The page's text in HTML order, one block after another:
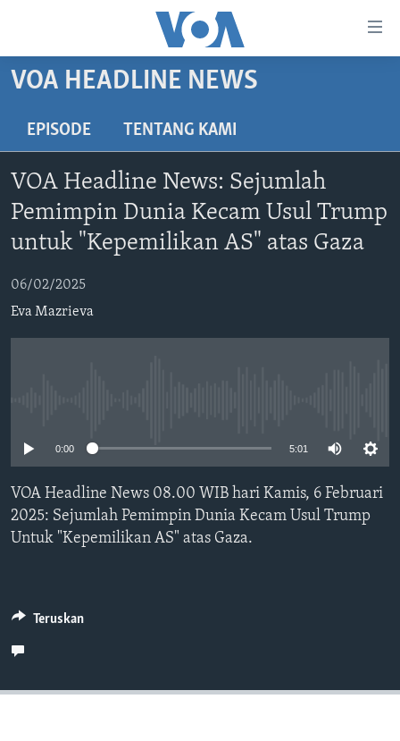
Akses
Utama
Lanjut
ke
Navigasi
Lanjut
ke
DUNIA
POLYGRAPH
DAFTAR PROGRAM
IKUTI KAMI
VOA HEADLINE NEWS
EPISODE TENTANG KAMI
VOA Headline News: Sejumlah
Pemimpin Dunia Kecam Usul Trump
untuk "Kepemilikan AS" atas Gaza
06/02/2025
Eva Mazrieva
0:00 5:01
VOA Headline News 08.00 WIB hari Kamis, 6 Februari
2025: Sejumlah Pemimpin Dunia Kecam Usul Trump
Untuk "Kepemilikan AS" atas Gaza.
Teruskan